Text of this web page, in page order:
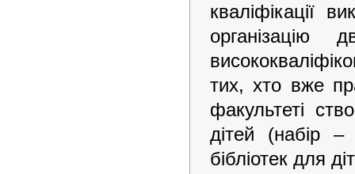
кваліфікації
організацію
тих, хто вже
факультеті
дітей (набір
бібліотек для